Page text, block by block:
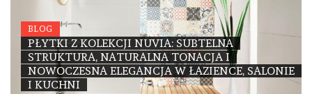
BLOG
PŁYTKI Z KOLEKCJI NUVIA: SUBTELNA
STRUKTURA, NATURALNA TONACJA I
NOWOCZESNA ELEGANCJA W ŁAZIENCE, SALONIE
I KUCHNI